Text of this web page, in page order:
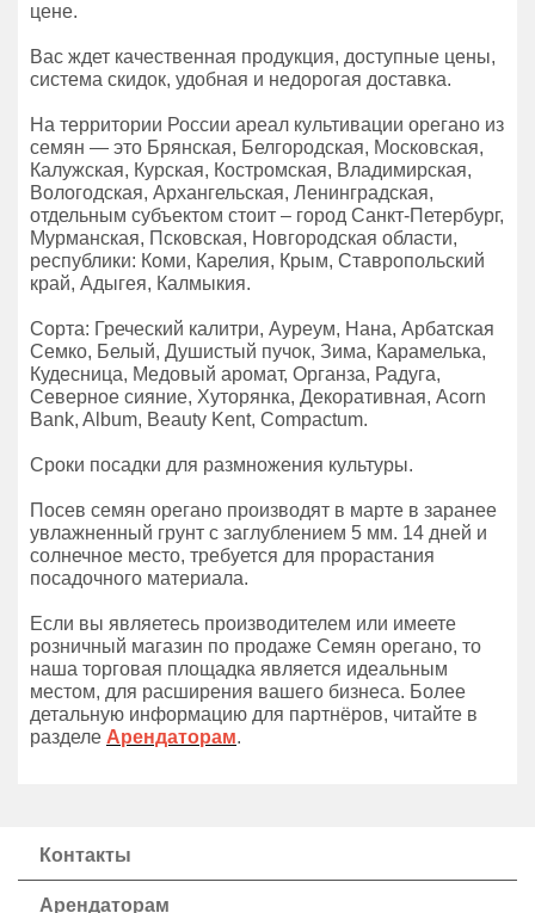
цене.
Вас ждет качественная продукция, доступные цены,
система скидок, удобная и недорогая доставка.
На территории России ареал культивации орегано из
семян — это Брянская, Белгородская, Московская,
Калужская, Курская, Костромская, Владимирская,
Вологодская, Архангельская, Ленинградская,
отдельным субъектом стоит – город Санкт-Петербург,
Мурманская, Псковская, Новгородская области,
республики: Коми, Карелия, Крым, Ставропольский
край, Адыгея, Калмыкия.
Сорта: Греческий калитри, Ауреум, Нана, Арбатская
Семко, Белый, Душистый пучок, Зима, Карамелька,
Кудесница, Медовый аромат, Органза, Радуга,
Северное сияние, Хуторянка, Декоративная, Acorn
Bank, Album, Beauty Kent, Compactum.
Сроки посадки для размножения культуры.
Посев семян орегано производят в марте в заранее
увлажненный грунт с заглублением 5 мм. 14 дней и
солнечное место, требуется для прорастания
посадочного материала.
Если вы являетесь производителем или имеете
розничный магазин по продаже Семян орегано, то
наша торговая площадка является идеальным
местом, для расширения вашего бизнеса. Более
детальную информацию для партнёров, читайте в
разделе Арендаторам.
Контакты
Арендаторам